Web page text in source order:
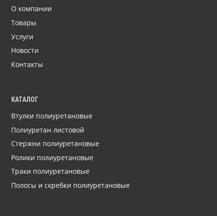
О компании
Товары
Услуги
Новости
Контакты
КАТАЛОГ
Втулки полиуретановые
Полиуретан листовой
Стержни полиуретановые
Ролики полиуретановые
Траки полиуретановые
Полосы и скребки полиуретановые